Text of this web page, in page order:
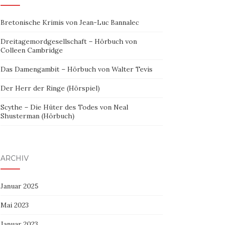
Bretonische Krimis von Jean-Luc Bannalec
Dreitagemordgesellschaft – Hörbuch von
Colleen Cambridge
Das Damengambit – Hörbuch von Walter Tevis
Der Herr der Ringe (Hörspiel)
Scythe – Die Hüter des Todes von Neal
Shusterman (Hörbuch)
ARCHIV
Januar 2025
Mai 2023